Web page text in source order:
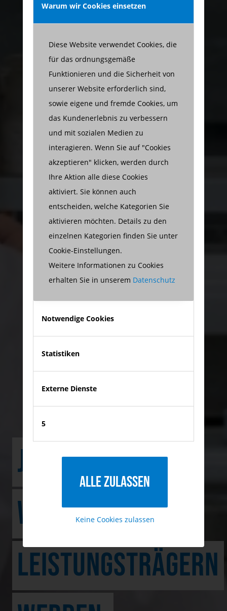
Warum wir Cookies einsetzen
Diese Website verwendet Cookies, die
für das ordnungsgemäße
Funktionieren und die Sicherheit von
unserer Website erforderlich sind,
sowie eigene und fremde Cookies, um
das Kundenerlebnis zu verbessern
und mit sozialen Medien zu
interagieren. Wenn Sie auf "Cookies
akzeptieren" klicken, werden durch
Ihre Aktion alle diese Cookies
aktiviert. Sie können auch
entscheiden, welche Kategorien Sie
aktivieren möchten. Details zu den
einzelnen Kategorien finden Sie unter
Cookie-Einstellungen.
Weitere Informationen zu Cookies
erhalten Sie in unserem Datenschutz
Notwendige Cookies
Statistiken
Externe Dienste
5
Alle zulassen
Keine Cookies zulassen
JUGEND FORSCHT:
WIE ANFÄNGER ZU
LEISTUNGSTRÄGERN